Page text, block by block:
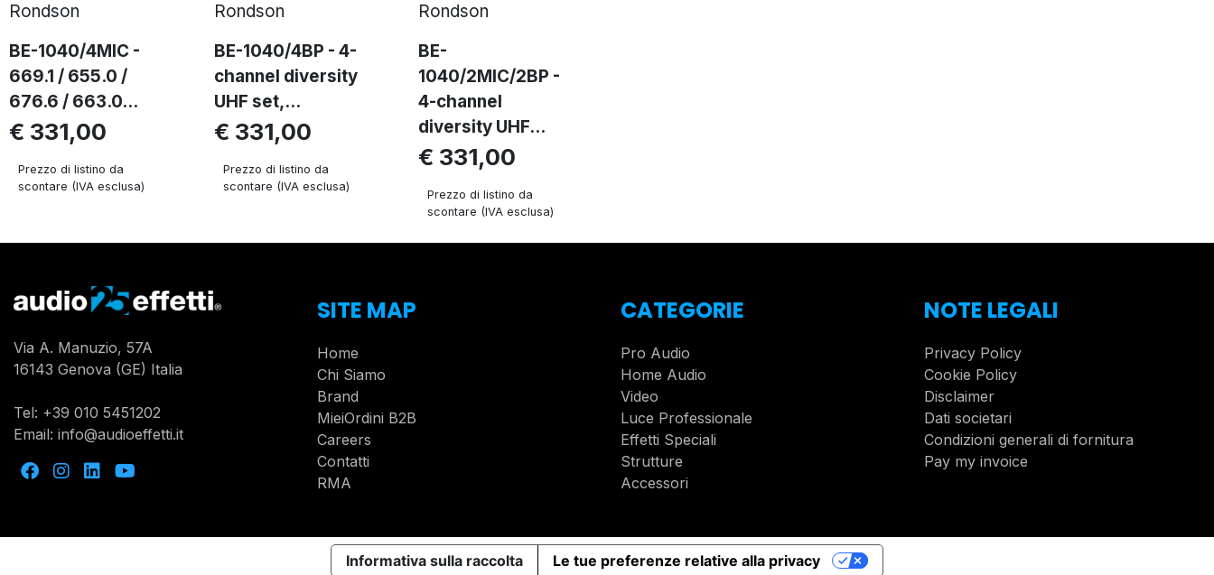
Rondson
BE-1040/4MIC -
669.1 / 655.0 /
676.6 / 663.0...
€ 331,00
Prezzo di listino da
scontare (IVA esclusa)
Rondson
BE-1040/4BP - 4-
channel diversity
UHF set,...
€ 331,00
Prezzo di listino da
scontare (IVA esclusa)
Rondson
BE-
1040/2MIC/2BP -
4-channel
diversity UHF...
€ 331,00
Prezzo di listino da
scontare (IVA esclusa)
Via A. Manuzio, 57A
16143 Genova (GE) Italia
Tel: +39 010 5451202
Email: info@audioeffetti.it
SITE MAP
Home
Chi Siamo
Brand
MieiOrdini B2B
Careers
Contatti
RMA
CATEGORIE
Pro Audio
Home Audio
Video
Luce Professionale
Effetti Speciali
Strutture
Accessori
NOTE LEGALI
Privacy Policy
Cookie Policy
Disclaimer
Dati societari
Condizioni generali di fornitura
Pay my invoice
Informativa sulla raccolta Le tue preferenze relative alla privacy